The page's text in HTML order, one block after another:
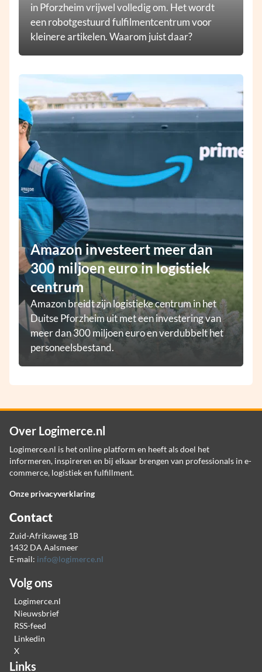
in Pforzheim vrijwel volledig om. Het wordt
een robotgestuurd fulfilmentcentrum voor
kleinere artikelen. Waarom juist daar?
Amazon investeert meer dan
300 miljoen euro in logistiek
centrum
Amazon breidt zijn logistieke centrum in het
Duitse Pforzheim uit met een investering van
meer dan 300 miljoen euro en verdubbelt het
personeelsbestand.
Over Logimerce.nl
Logimerce.nl is het online platform en heeft als doel het
informeren, inspireren en bij elkaar brengen van professionals in e-
commerce, logistiek en fulfillment.
Onze privacyverklaring
Contact
Zuid-Afrikaweg 1B
1432 DA Aalsmeer
E-mail: info@logimerce.nl
Volg ons
Logimerce.nl
Nieuwsbrief
RSS-feed
Linkedin
X
Links